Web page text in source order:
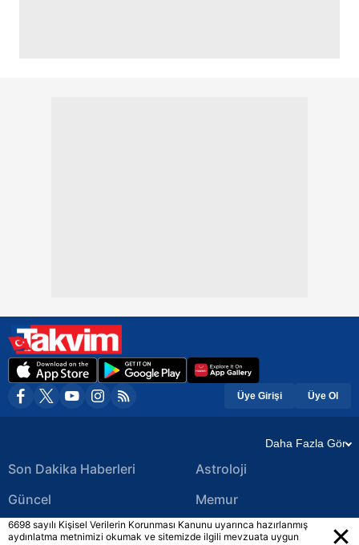
Üye Girişi Üye Ol
Daha Fazla Gör
Son Dakika Haberleri
Güncel
Ekonomi Haberleri
Astroloji
Memur
Yerel Haberler
6698 sayılı Kişisel Verilerin Korunması Kanunu uyarınca hazırlanmış
aydınlatma metnimizi okumak ve sitemizde ilgili mevzuata uygun